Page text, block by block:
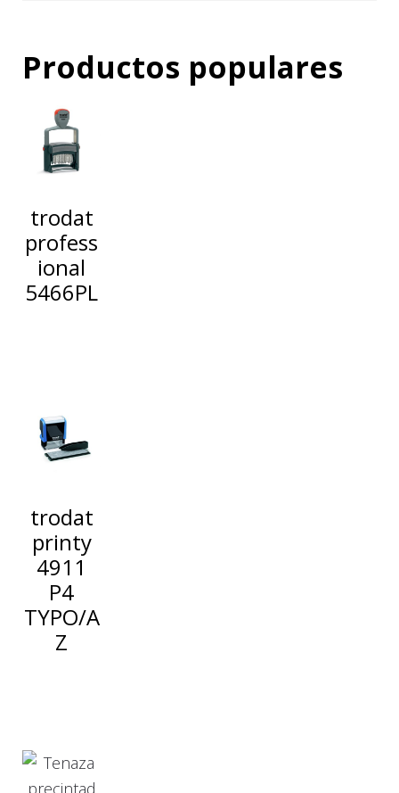
Productos populares
trodat
profess
ional
5466PL
trodat
printy
4911
P4
TYPO/A
Z